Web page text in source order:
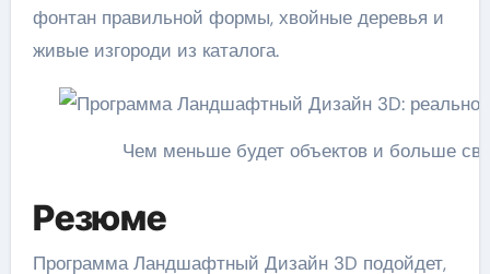
фонтан правильной формы, хвойные деревья и
живые изгороди из каталога.
Чем меньше будет объектов и больше
Резюме
Программа Ландшафтный Дизайн 3D подойдет,